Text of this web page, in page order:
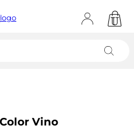
Vino